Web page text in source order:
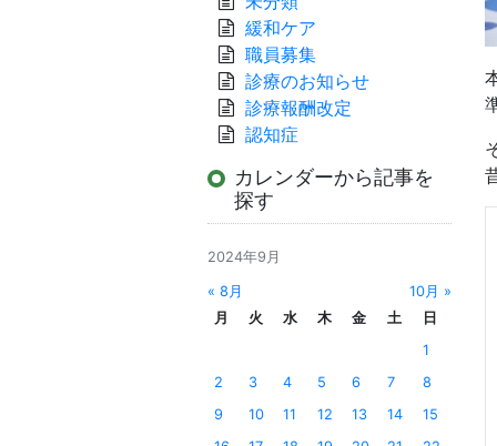
緩和ケア
職員募集
診療のお知らせ
診療報酬改定
認知症
カレンダーから記事を
探す
2024年9月
« 8月
10月 »
月
火 水 木 金 土
日
1
2
3 4 5 6 7
8
9
10 11 12 13 14
15